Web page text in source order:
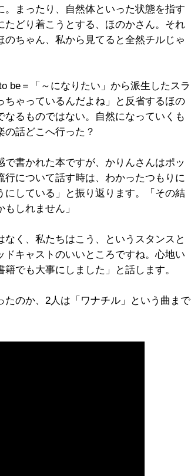
まったり、自然体といった状態を指す
たどり着こうとする、ほのかさん。それ
ちゃん、私から見てると全然チルじゃ
be＝「～になりたい」から派生したスラ
ゃっているんだよね」と反省するほの
るものではない。自然になっていくも
話どこへ行った？
書かれた本ですが、かりんさんはポッ
行について話す時は、わかったつもりに
している」と振り返ります。「その結
しれません」
く、私たちはこう、というスタンスと
キャストのいいところですね。心地い
でも大事にしました」と話します。
のか、2人は「ワナチル」という曲まで